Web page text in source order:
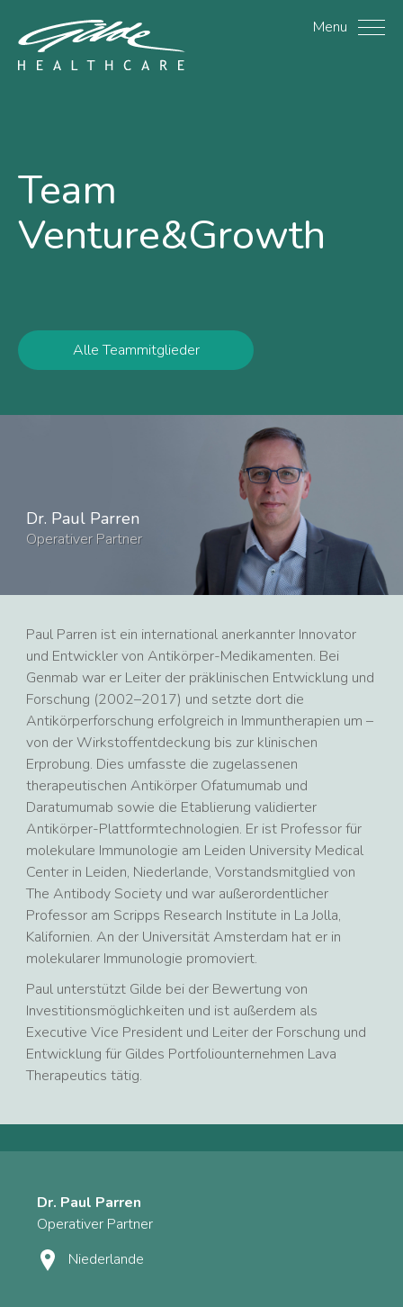
Dr. Paul Parren - Gilde
Menu
Team
Venture&Growth
Dr. Paul Parren
Operativer Partner
Niederlande
Alle Teammitglieder
Dr. Paul Parren
Operativer Partner
Paul Parren ist ein international anerkannter Innovator
und Entwickler von Antikörper-Medikamenten. Bei
Genmab war er Leiter der präklinischen Entwicklung und
Forschung (2002–2017) und setzte dort die
Antikörperforschung erfolgreich in Immuntherapien um –
von der Wirkstoffentdeckung bis zur klinischen
Erprobung. Dies umfasste die zugelassenen
therapeutischen Antikörper Ofatumumab und
Daratumumab sowie die Etablierung validierter
Antikörper-Plattformtechnologien. Er ist Professor für
molekulare Immunologie am Leiden University Medical
Center in Leiden, Niederlande, Vorstandsmitglied von
The Antibody Society und war außerordentlicher
Professor am Scripps Research Institute in La Jolla,
Kalifornien. An der Universität Amsterdam hat er in
molekularer Immunologie promoviert.
Paul unterstützt Gilde bei der Bewertung von
Investitionsmöglichkeiten und ist außerdem als
Executive Vice President und Leiter der Forschung und
Entwicklung für Gildes Portfoliounternehmen Lava
Therapeutics tätig.